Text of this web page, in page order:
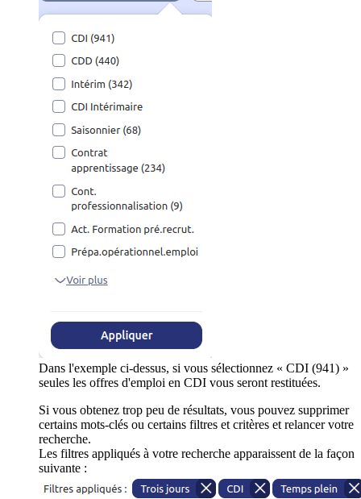
Dans l'exemple ci-dessus, si vous sélectionnez « CDI (941) »
seules les offres d'emploi en CDI vous seront restituées.
Si vous obtenez trop peu de résultats, vous pouvez supprimer
certains mots-clés ou certains filtres et critères et relancer votre
recherche.
Les filtres appliqués à votre recherche apparaissent de la façon
suivante :